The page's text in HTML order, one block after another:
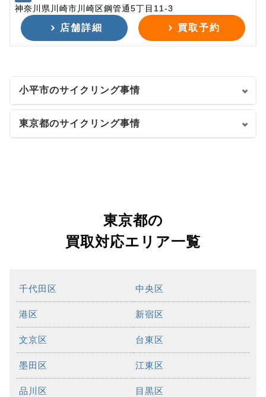
神奈川県川崎市川崎区鋼管通5丁目11-3
店舗詳細 買取予約
小平市のサイクリング事情
東京都のサイクリング事情
東京都の
買取対応エリア一覧
千代田区 中央区
港区 新宿区
文京区 台東区
墨田区 江東区
品川区 目黒区